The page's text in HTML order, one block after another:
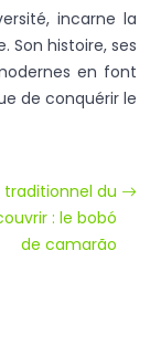
incarne la
Son histoire, ses
en font
de conquérir le
traditionnel du
: le bobó
de camarão